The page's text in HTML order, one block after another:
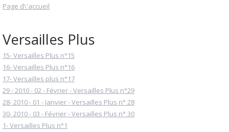
Page d\'accueil
Versailles Plus
15- Versailles Plus n°15
16- Versailles Plus n°16
17- Versailles plus n°17
29 - 2010 - 02 - Février - Versailles Plus n°29
28- 2010 - 01 - Janvier - Versailles Plus n° 28
30- 2010 - 03 - Février - Versailles Plus n° 30
1- Versailles Plus n°1